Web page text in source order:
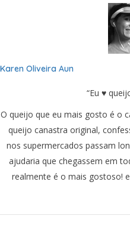
Karen Oliveira Aun
“Eu ♥
O queijo que eu mais gosto é o
queijo canastra original,
nos supermercados passam
ajudaria que chegassem em
realmente é o mais gostoso!